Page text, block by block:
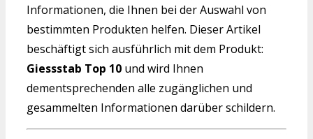
Informationen, die Ihnen bei der Auswahl von
bestimmten Produkten helfen. Dieser Artikel
beschäftigt sich ausführlich mit dem Produkt:
Giessstab Top 10 und wird Ihnen
dementsprechenden alle zugänglichen und
gesammelten Informationen darüber schildern.